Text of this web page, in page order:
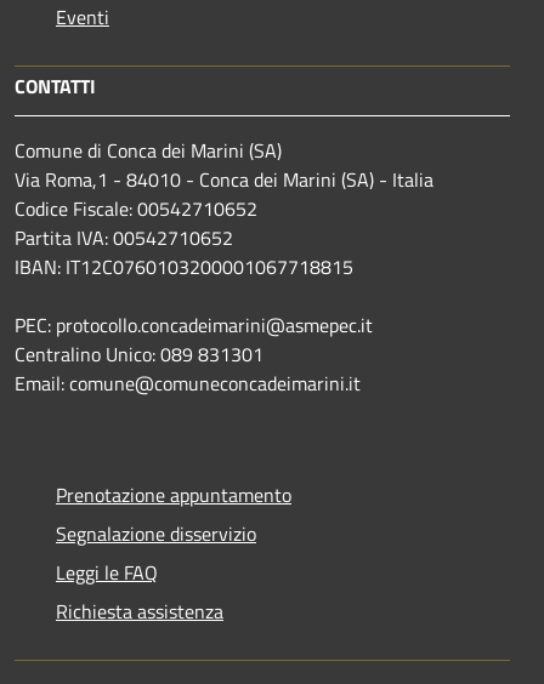
Eventi
CONTATTI
Comune di Conca dei Marini (SA)
Via Roma,1 - 84010 - Conca dei Marini (SA) - Italia
Codice Fiscale: 00542710652
Partita IVA: 00542710652
IBAN: IT12C0760103200001067718815
PEC: protocollo.concadeimarini@asmepec.it
Centralino Unico: 089 831301
Email: comune@comuneconcadeimarini.it
Prenotazione appuntamento
Segnalazione disservizio
Leggi le FAQ
Richiesta assistenza